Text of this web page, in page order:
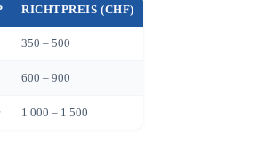
RICHTPREIS (CHF)
350 – 500
600 – 900
1 000 – 1 500